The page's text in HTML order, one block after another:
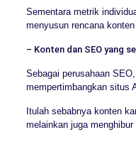
Sementara metrik
menyusun rencana
– Konten dan SEO yang
Sebagai perusahaan
mempertimbangkan situs
Itulah sebabnya konten
melainkan juga menghibur